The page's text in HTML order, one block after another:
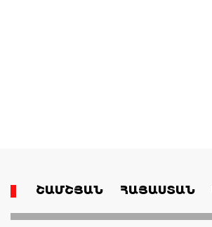
ՇԱՄՇՅԱՆ ՀԱՅԱՍՏԱՆ